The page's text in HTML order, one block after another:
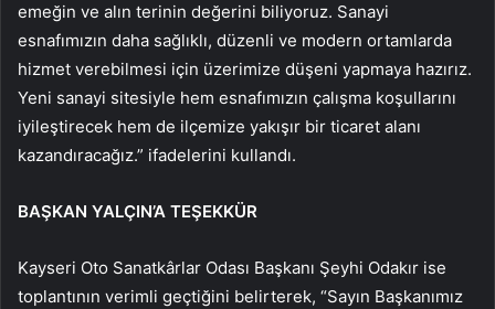
emeğin ve alın terinin değerini biliyoruz. Sanayi
esnafımızın daha sağlıklı, düzenli ve modern ortamlarda
hizmet verebilmesi için üzerimize düşeni yapmaya hazırız.
Yeni sanayi sitesiyle hem esnafımızın çalışma koşullarını
iyileştirecek hem de ilçemize yakışır bir ticaret alanı
kazandıracağız.” ifadelerini kullandı.
BAŞKAN YALÇIN’A TEŞEKKÜR
Kayseri Oto Sanatkârlar Odası Başkanı Şeyhi Odakır ise
toplantının verimli geçtiğini belirterek, “Sayın Başkanımız